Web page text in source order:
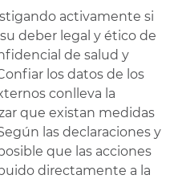
activamente si
deber legal y ético de
de salud y
los datos de los
conlleva la
que existan medidas
las declaraciones y
que las acciones
directamente a la